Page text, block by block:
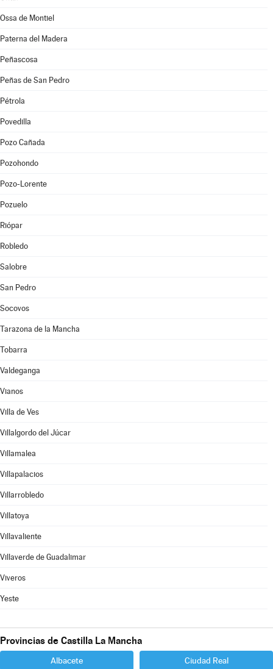
Ossa de Montiel
Paterna del Madera
Peñascosa
Peñas de San Pedro
Pétrola
Povedilla
Pozo Cañada
Pozohondo
Pozo-Lorente
Pozuelo
Riópar
Robledo
Salobre
San Pedro
Socovos
Tarazona de la Mancha
Tobarra
Valdeganga
Vianos
Villa de Ves
Villalgordo del Júcar
Villamalea
Villapalacios
Villarrobledo
Villatoya
Villavaliente
Villaverde de Guadalimar
Viveros
Yeste
Provincias de Castilla La Mancha
Albacete Ciudad Real